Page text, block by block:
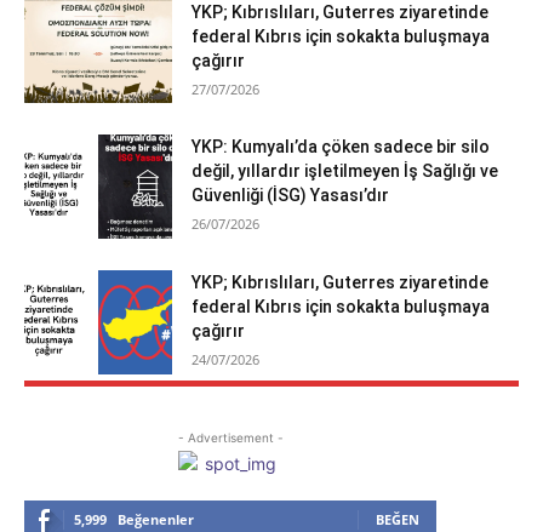
YKP; Kıbrıslıları, Guterres ziyaretinde
federal Kıbrıs için sokakta buluşmaya
çağırır
27/07/2026
YKP: Kumyalı’da çöken sadece bir silo
değil, yıllardır işletilmeyen İş Sağlığı ve
Güvenliği (İSG) Yasası’dır
26/07/2026
YKP; Kıbrıslıları, Guterres ziyaretinde
federal Kıbrıs için sokakta buluşmaya
çağırır
24/07/2026
- Advertisement -
5,999 Beğenenler BEĞEN